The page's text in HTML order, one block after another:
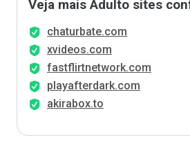
Veja mais Adulto sites
chaturbate.com
xvideos.com
fastflirtnetwork.com
playafterdark.com
akirabox.to